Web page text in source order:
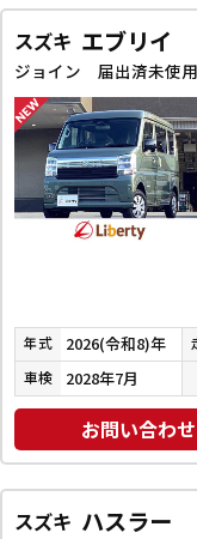
スズキ エブリイ
年式 2026(令和8)年
車検 2028年7月
お問い合わせ
スズキ ハスラー